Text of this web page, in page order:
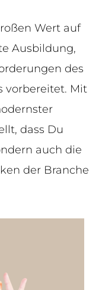
Wert auf
Ausbildung,
des
vorbereitet. Mit
dass Du
auch die
der Branche